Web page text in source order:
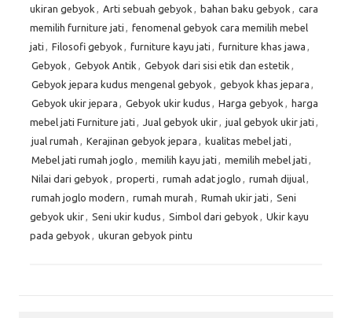
ukiran gebyok , Arti sebuah gebyok , bahan baku gebyok , cara
memilih furniture jati , fenomenal gebyok cara memilih mebel
jati , Filosofi gebyok , furniture kayu jati , furniture khas jawa ,
Gebyok , Gebyok Antik , Gebyok dari sisi etik dan estetik ,
Gebyok jepara kudus mengenal gebyok , gebyok khas jepara ,
Gebyok ukir jepara , Gebyok ukir kudus , Harga gebyok , harga
mebel jati Furniture jati , Jual gebyok ukir, jual gebyok ukir jati ,
jual rumah , Kerajinan gebyok jepara , kualitas mebel jati ,
Mebel jati rumah joglo , memilih kayu jati , memilih mebel jati ,
Nilai dari gebyok , properti , rumah adat joglo , rumah dijual,
rumah joglo modern , rumah murah , Rumah ukir jati , Seni
gebyok ukir, Seni ukir kudus , Simbol dari gebyok , Ukir kayu
pada gebyok , ukuran gebyok pintu